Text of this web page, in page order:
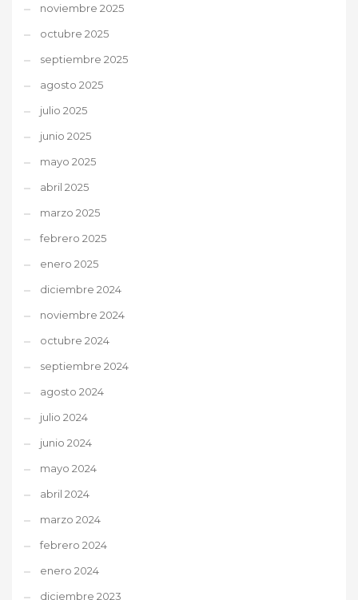
noviembre 2025
octubre 2025
septiembre 2025
agosto 2025
julio 2025
junio 2025
mayo 2025
abril 2025
marzo 2025
febrero 2025
enero 2025
diciembre 2024
noviembre 2024
octubre 2024
septiembre 2024
agosto 2024
julio 2024
junio 2024
mayo 2024
abril 2024
marzo 2024
febrero 2024
enero 2024
diciembre 2023